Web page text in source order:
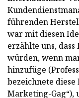
führenden
war mit diesen
erzählte uns,
würden, wenn
hinzufüge
bezeichnete diese
Marketing-Gag“),